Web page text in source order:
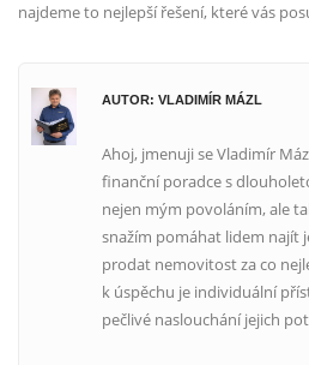
najdeme to nejlepší řešení, které vás
AUTOR: VLADIMÍR MÁZL
Ahoj, jmenuji se Vladimír
finanční poradce s
nejen mým povoláním, ale
snažím pomáhat lidem najít
prodat nemovitost za co
k úspěchu je individuální
pečlivé naslouchání jejich